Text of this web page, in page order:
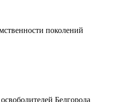
поколений
Белгорода